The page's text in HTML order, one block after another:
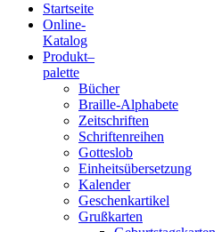
Blindenschrift-
Verlag
Druckerei
gGmbH
Startseite
Online-
Katalog
Produkt–
palette
Bücher
Braille-Alphabete
Zeitschriften
Schriftenreihen
Gotteslob
Einheitsübersetzung
Kalender
Geschenkartikel
Grußkarten